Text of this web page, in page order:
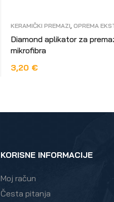
KERAMIČKI PREMAZI, OPREMA
Diamond aplikator za
mikrofibra
3,20 €
KORISNE INFORMACIJE
Moj račun
Česta pitanja